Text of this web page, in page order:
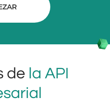
de la API